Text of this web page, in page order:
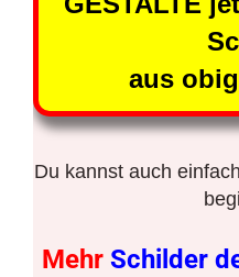
aus
Du kannst auch
Mehr Schilder